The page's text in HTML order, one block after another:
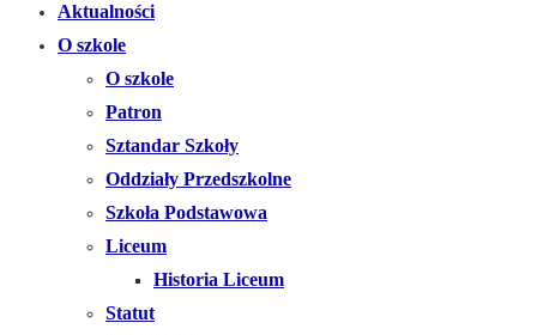
Aktualności
O szkole
O szkole
Patron
Sztandar Szkoły
Oddziały Przedszkolne
Szkoła Podstawowa
Liceum
Historia Liceum
Statut